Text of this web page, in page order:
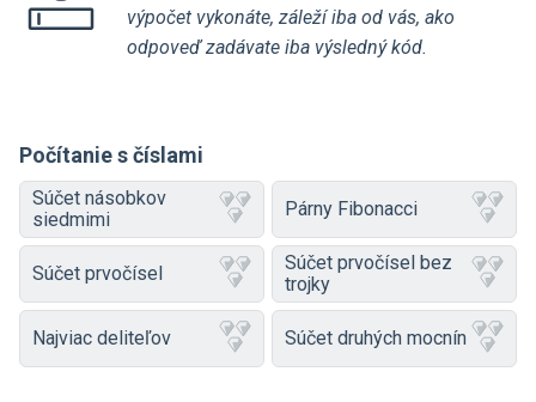
výpočet vykonáte, záleží iba od vás, ako
odpoveď zadávate iba výsledný kód.
Počítanie s číslami
Súčet násobkov
siedmimi
Párny Fibonacci
Súčet prvočísel
Súčet prvočísel bez
trojky
Najviac deliteľov Súčet druhých mocnín